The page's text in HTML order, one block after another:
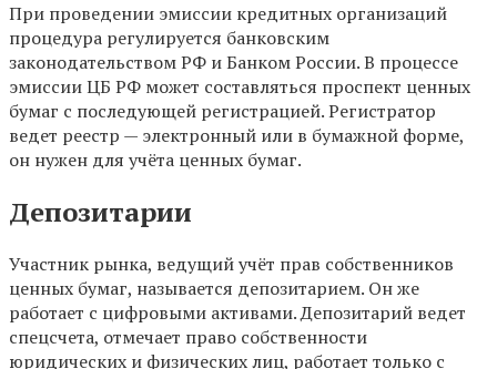
При проведении эмиссии кредитных организаций
процедура регулируется банковским
законодательством РФ и Банком России. В процессе
эмиссии ЦБ РФ может составляться проспект ценных
бумаг с последующей регистрацией. Регистратор
ведет реестр — электронный или в бумажной форме,
он нужен для учёта ценных бумаг.
Депозитарии
Участник рынка, ведущий учёт прав собственников
ценных бумаг, называется депозитарием. Он же
работает с цифровыми активами. Депозитарий ведет
спецсчета, отмечает право собственности
юридических и физических лиц, работает только с